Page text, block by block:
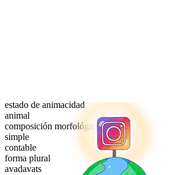
estado de animacidad
animal
composición morfológica
simple
contable
forma plural
avadavats